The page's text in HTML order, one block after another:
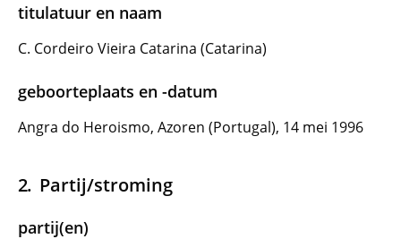
titulatuur en naam
C. Cordeiro Vieira Catarina (Catarina)
geboorteplaats en -datum
Angra do Heroismo, Azoren (Portugal), 14 mei 1996
Partij/stroming
partij(en)